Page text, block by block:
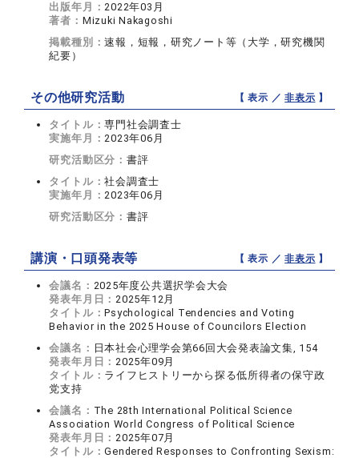
出版年月：2022年03月
著者： Mizuki Nakagoshi
掲載種別：速報，短報，研究ノート等（大学，研究機関
紀要）
その他研究活動 【 表示 ／非表示 】
タイトル：専門社会調査士
実施年月：2023年06月
研究活動区分： 書評
タイトル：社会調査士
実施年月：2023年06月
研究活動区分： 書評
講演・口頭発表等 【 表示 ／非表示 】
会議名： 2025年度公共選択学会大会
発表年月日：2025年12月
タイトル：Psychological Tendencies and Voting
Behavior in the 2025 House of Councilors Election
会議名： 日本社会心理学会第66回大会発表論文集, 154
発表年月日：2025年09月
タイトル： ライフヒストリーから探る低所得者の保守政
党支持
会議名： The 28th International Political Science
Association World Congress of Political Science
発表年月日：2025年07月
タイトル：Gendered Responses to Confronting Sexism: